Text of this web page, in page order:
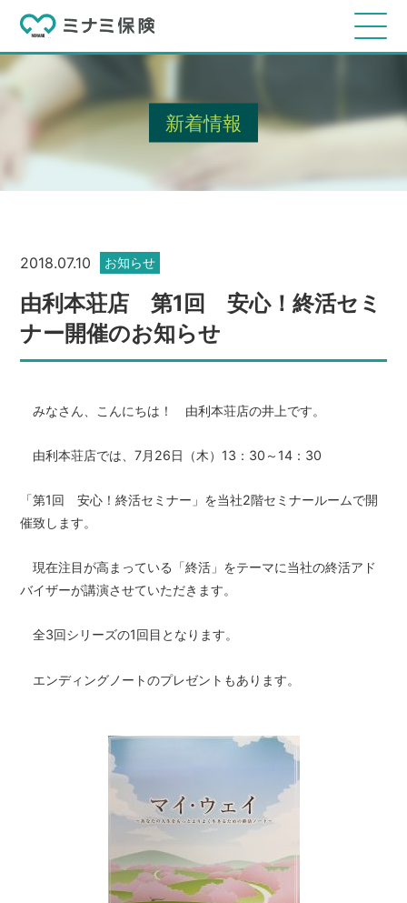
新着情報
2018.07.10 お知らせ
由利本荘店 第1回 安心！終活セミ
ナー開催のお知らせ
みなさん、こんにちは！ 由利本荘店の井上です。
由利本荘店では、7月26日（木）13：30～14：30
「第1回 安心！終活セミナー」を当社2階セミナールームで開
催致します。
現在注目が高まっている「終活」をテーマに当社の終活アド
バイザーが講演させていただきます。
全3回シリーズの1回目となります。
エンディングノートのプレゼントもあります。